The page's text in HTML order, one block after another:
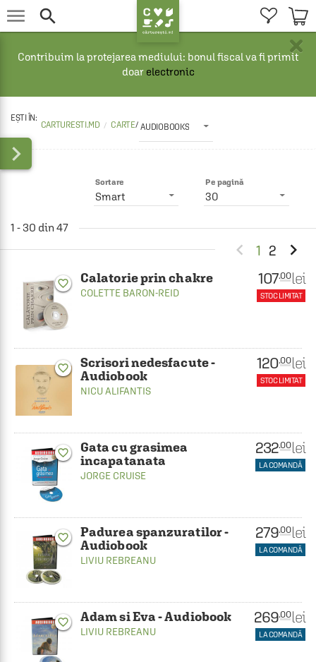
 
×
Contribuim la protejarea mediului: bonul fiscal va fi primit
doar electronic
CARTURESTI.MD CARTE/ AUDIOBOOKS

Pe pagină
30
Sortare
Smart
1 - 30 din 47
 1 2 
favorite_border Calatorie prin chakre
COLETTE BARON-REID
107.00 lei
STOC LIMITAT
favorite_border
Scrisori nedesfacute -
Audiobook
NICU ALIFANTIS
120.00 lei
STOC LIMITAT
favorite_border
Gata cu grasimea
incapatanata
JORGE CRUISE
232.00 lei
LA COMANDĂ
favorite_border
Padurea spanzuratilor -
Audiobook
LIVIU REBREANU
279.00 lei
LA COMANDĂ
favorite_border Adam si Eva - Audiobook
LIVIU REBREANU
269.00 lei
LA COMANDĂ